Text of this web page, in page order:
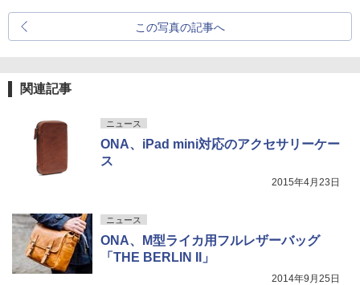
この写真の記事へ
関連記事
ニュース
ONA、iPad mini対応のアクセサリーケー
ス
2015年4月23日
ニュース
ONA、M型ライカ用フルレザーバッグ
「THE BERLIN II」
2014年9月25日